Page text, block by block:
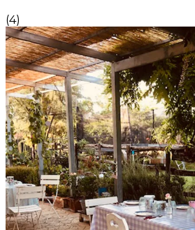
(4)